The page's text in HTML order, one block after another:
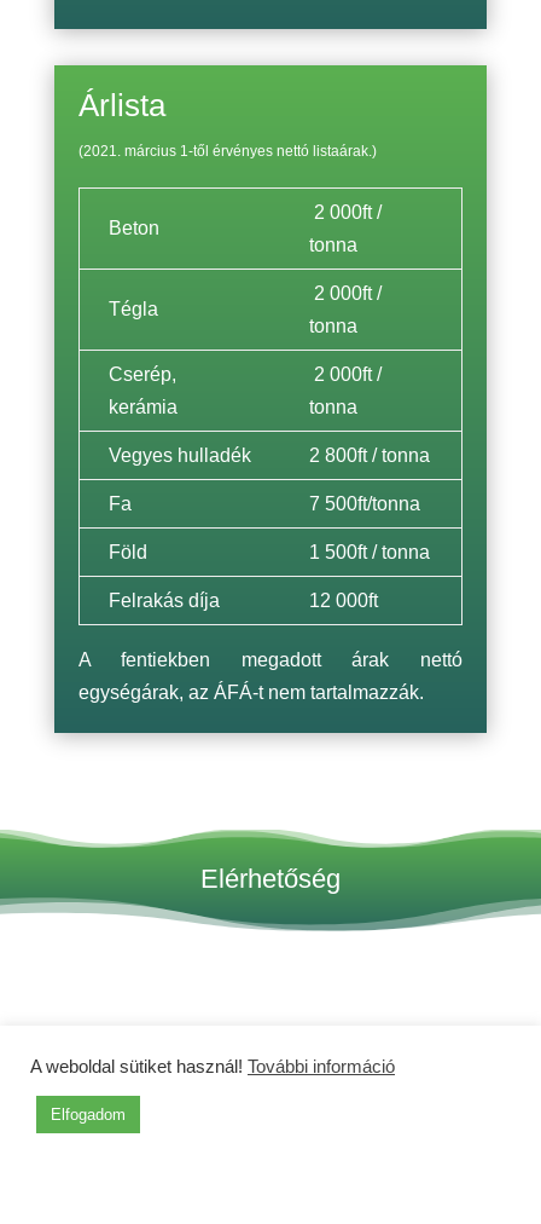
Árlista
(2021. március 1-től érvényes nettó listaárak.)
Beton
2 000ft /
tonna
Tégla
2 000ft /
tonna
Cserép,
kerámia
2 000ft /
tonna
Vegyes hulladék 2 800ft / tonna
Fa 7 500ft/tonna
Föld 1 500ft / tonna
Felrakás díja 12 000ft
A fentiekben megadott árak nettó
egységárak, az ÁFÁ-t nem tartalmazzák.
Elérhetőség
Kapcsolat
Szakony külterület
Győr-Moson-Sopron és Vas megye határán
A weboldal sütiket használ! További információ
Elfogadom